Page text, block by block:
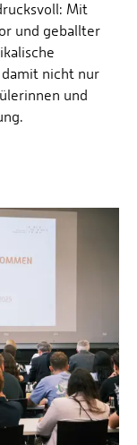
Mit
und geballter
nicht nur
und